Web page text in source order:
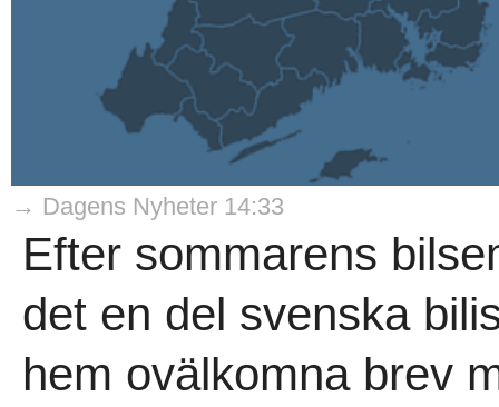
→ Dagens Nyheter 14:33
Efter sommarens
det en del svenska
hem ovälkomna brev